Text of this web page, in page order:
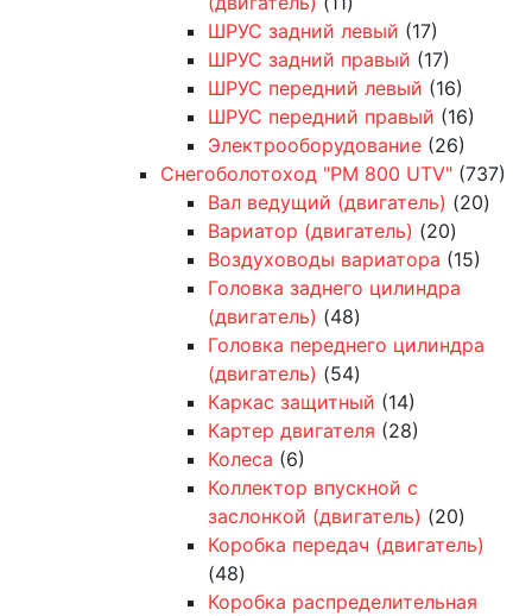
ШРУС задний левый (17)
ШРУС задний правый (17)
ШРУС передний левый (16)
ШРУС передний правый (16)
Электрооборудование (26)
Снегоболотоход "РМ 800 UTV" (737)
Вал ведущий (двигатель) (20)
Вариатор (двигатель) (20)
Воздуховоды вариатора (15)
Головка заднего цилиндра
(двигатель) (48)
Головка переднего цилиндра
(двигатель) (54)
Каркас защитный (14)
Картер двигателя (28)
Колеса (6)
Коллектор впускной с
заслонкой (двигатель) (20)
Коробка передач (двигатель)
(48)
Коробка распределительная